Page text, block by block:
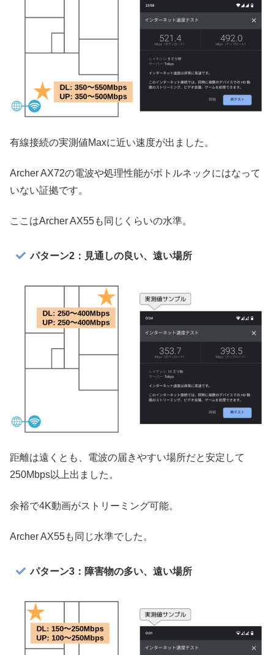
有線接続の実測値Maxに近い速度が出ました。
Archer AX72の電波や処理性能がボトルネックにはなって
いない証拠です。
ここはArcher AX55も同じくらいの水準。
パターン2：見通しの良い、遠い場所
距離は遠くとも、電波の届きやすい場所だと安定して
250Mbps以上出ました。
余裕で4K動画がストリーミング可能。
Archer AX55も同じ水準でした。
パターン3：障害物の多い、遠い場所